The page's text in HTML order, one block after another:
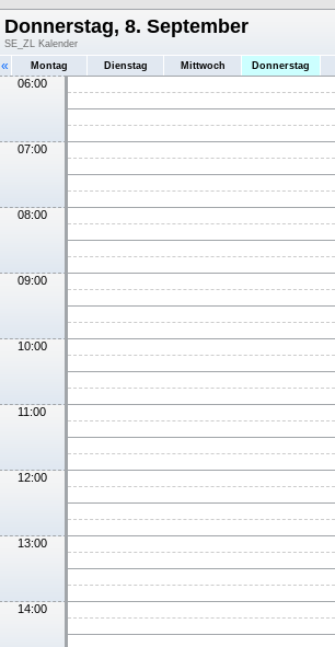
Donnerstag, 8. September
SE_ZL Kalender
« Montag Dienstag Mittwoch Donnerstag
06:00
07:00
08:00
09:00
10:00
11:00
12:00
13:00
14:00